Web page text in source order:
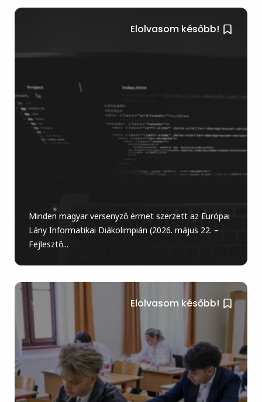
Elolvasom később!
Minden magyar versenyző érmet szerzett az Európai
Lány Informatikai Diákolimpián (2026. május 22. –
Fejlesztő...
Elolvasom később!